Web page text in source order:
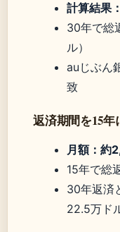
計算結果
30年で総
ル）
auじぶん
致
返済期間を15
月額：約
15年で総
30年返済
22.5万ド